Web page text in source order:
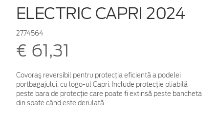
ELECTRIC CAPRI 2024
2774564
€ 61,31
Covoraş reversibil pentru protecţia eficientă a podelei
portbagajului, cu logo-ul Capri. Include protecție pliabilă
peste bara de protecție care poate fi extinsă peste bancheta
din spate când este derulată.